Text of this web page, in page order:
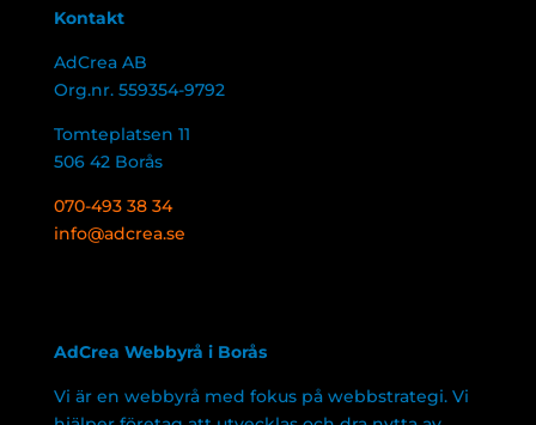
Kontakt
AdCrea AB
Org.nr. 559354-9792
Tomteplatsen 11
506 42 Borås
070-493 38 34
info@adcrea.se
AdCrea Webbyrå i Borås
Vi är en webbyrå med fokus på webbstrategi. Vi